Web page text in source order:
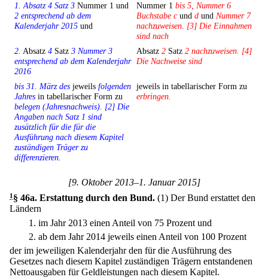
1. Absatz 4 Satz 3 Nummer 1 und
2 entsprechend ab dem
Kalenderjahr 2015 und
Nummer 1 bis 5, Nummer 6
Buchstabe c und d und Nummer 7
nachzuweisen. [3] Die Einnahmen
sind nach
2. Absatz 4 Satz 3 Nummer 3
entsprechend ab dem Kalenderjahr
2016
Absatz 2 Satz 2 nachzuweisen. [4]
Die Nachweise sind
bis 31. März des jeweils folgenden
Jahres in tabellarischer Form zu
belegen (Jahresnachweis). [2] Die
Angaben nach Satz 1 sind
zusätzlich für die für die
Ausführung nach diesem Kapitel
zuständigen Träger zu
differenzieren.
jeweils in tabellarischer Form zu
erbringen.
[9. Oktober 2013–1. Januar 2015]
1§ 46a. Erstattung durch den Bund. (1) Der Bund erstattet den
Ländern
1. im Jahr 2013 einen Anteil von 75 Prozent und
2. ab dem Jahr 2014 jeweils einen Anteil von 100 Prozent
der im jeweiligen Kalenderjahr den für die Ausführung des
Gesetzes nach diesem Kapitel zuständigen Trägern entstandenen
Nettoausgaben für Geldleistungen nach diesem Kapitel.